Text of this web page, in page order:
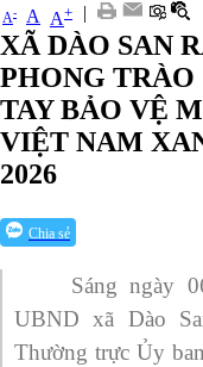
A- A A+ |
XÃ DÀO SAN
PHONG TRÀO
TAY BẢO VỆ
VIỆT NAM
2026
Chia sẻ
Sáng ngày
UBND xã Dào
Thường trực Ủy